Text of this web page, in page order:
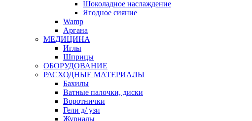
Шоколадное наслаждение
Ягодное сияние
Wamp
Аргана
МЕДИЦИНА
Иглы
Шприцы
ОБОРУДОВАНИЕ
РАСХОДНЫЕ МАТЕРИАЛЫ
Бахилы
Ватные палочки, диски
Воротнички
Гели д/ узи
Журналы